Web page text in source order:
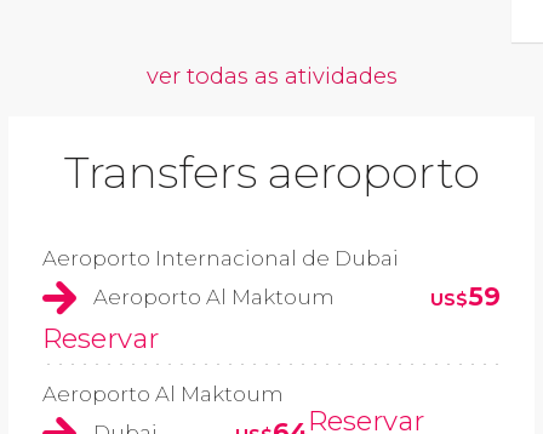
ver todas as atividades
Transfers aeroporto
Aeroporto Internacional de Dubai
Aeroporto Al Maktoum
US$59
Reservar
Aeroporto Al Maktoum
Reservar